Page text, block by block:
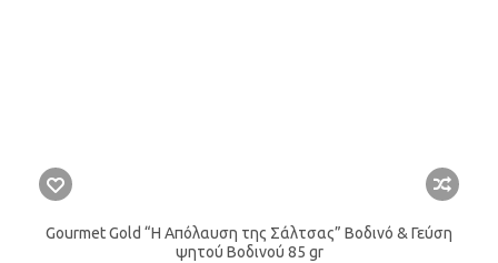
Gourmet Gold “Η Απόλαυση της Σάλτσας” Βοδινό & Γεύση
ψητού Βοδινού 85 gr